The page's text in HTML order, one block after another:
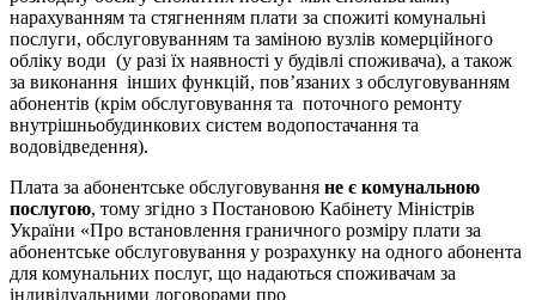
нарахуванням та стягненням плати за спожиті комунальні
послуги, обслуговуванням та заміною вузлів комерційного
обліку води (у разі їх наявності у будівлі споживача), а також
за виконання інших функцій, пов’язаних з обслуговуванням
абонентів (крім обслуговування та поточного ремонту
внутрішньобудинкових систем водопостачання та
водовідведення).
Плата за абонентське обслуговування не є комунальною
послугою, тому згідно з Постановою Кабінету Міністрів
України «Про встановлення граничного розміру плати за
абонентське обслуговування у розрахунку на одного абонента
для комунальних послуг, що надаються споживачам за
індивідуальними договорами про